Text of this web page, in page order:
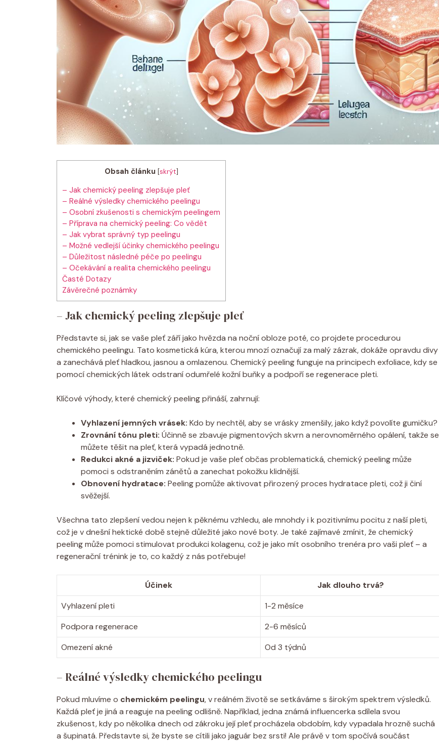
Obsah článku [skrýt]
– Jak chemický peeling zlepšuje pleť
– Reálné výsledky chemického peelingu
– Osobní zkušenosti s chemickým peelingem
– Příprava na chemický peeling:‌ Co vědět
– Jak⁤ vybrat správný⁤ typ peelingu
– Možné vedlejší účinky chemického ⁢peelingu
– ⁤Důležitost následné péče po peelingu
– ‌Očekávání a realita chemického peelingu
Časté Dotazy
Závěrečné poznámky
– Jak chemický peeling zlepšuje pleť
Představte si, jak ⁢se vaše pleť září jako⁤ hvězda na noční obloze poté, co projdete‌ procedurou
chemického peelingu. ‌Tato kosmetická kúra, kterou mnozí označují za⁤ malý zázrak,‍ dokáže opravdu divy
a zanechává pleť ⁣hladkou, jasnou a⁣ omlazenou. Chemický‍ peeling funguje na principech exfoliace, ⁢kdy se
pomocí chemických látek odstraní odumřelé kožní buňky a‍ podpoří se regenerace pleti.
Klíčové výhody, které chemický peeling přináší, zahrnují:
Vyhlazení⁤ jemných vrásek: Kdo by nechtěl, aby se vrásky⁢ zmenšily, jako když povolíte gumičku?
Zrovnání tónu pleti: Účinně se zbavuje pigmentových skvrn a nerovnoměrného opálení, takže se
můžete těšit⁣ na pleť, která vypadá ⁢jednotně.
Redukci akné a jizviček: Pokud je vaše pleť občas problematická, chemický peeling může
pomoci s odstraněním zánětů a zanechat pokožku klidnější.
Obnovení​ hydratace: Peeling pomůže ‍aktivovat přirozený proces hydratace‍ pleti, což ji činí
svěžejší.
Všechna tato zlepšení vedou nejen k pěknému vzhledu,⁢ ale mnohdy ‌i k pozitivnímu pocitu z naší⁤ pleti,
což je v dnešní ‌hektické době⁣ stejně důležité⁢ jako nové boty. Je také zajímavé zmínit, že chemický⁣
peeling‌ může pomoci⁤ stimulovat produkci kolagenu, což je jako mít osobního‌ trenéra pro ‌vaši⁣ pleť – a
⁢regenerační trénink je to, co každý z nás potřebuje!
Účinek
Jak dlouho trvá?
Vyhlazení pleti
1-2 měsíce
Podpora regenerace
2-6 měsíců
Omezení ⁣akné
Od 3 týdnů
– Reálné výsledky chemického peelingu
Pokud mluvíme‌ o‍ chemickém peelingu, v reálném životě ⁤se setkáváme s širokým spektrem výsledků.​
Každá pleť je jiná a reaguje na‌ peeling odlišně. Například, jedna známá influencerka sdílela svou
zkušenost, kdy‍ po několika dnech od zákroku její pleť procházela​ obdobím, kdy ‌vypadala hrozně suchá
a šupinatá. Představte si, že byste se cítili jako jaguár bez srsti! Ale právě v tom ‌spočívá součást